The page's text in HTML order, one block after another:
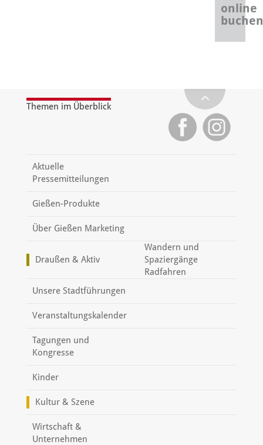
online
buchen
Themen im Überblick
Aktuelle
Pressemitteilungen
Gießen-Produkte
Über Gießen Marketing
Draußen & Aktiv
Wandern und
Spaziergänge
Radfahren
Unsere Stadtführungen
Veranstaltungskalender
Tagungen und
Kongresse
Kinder
Kultur & Szene
Wirtschaft &
Unternehmen